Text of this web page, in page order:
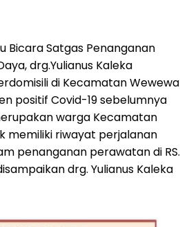
Bicara Satgas Penanganan
drg.Yulianus Kaleka
di Kecamatan Wewewa
positif Covid-19 sebelumnya
warga Kecamatan
memiliki riwayat perjalanan
penanganan perawatan di RS.
drg. Yulianus Kaleka